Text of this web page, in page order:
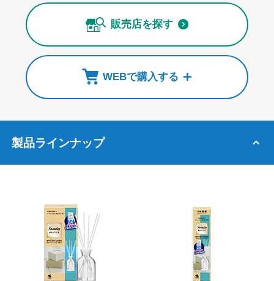
販売店を探す
WEBで購入する
製品ラインナップ